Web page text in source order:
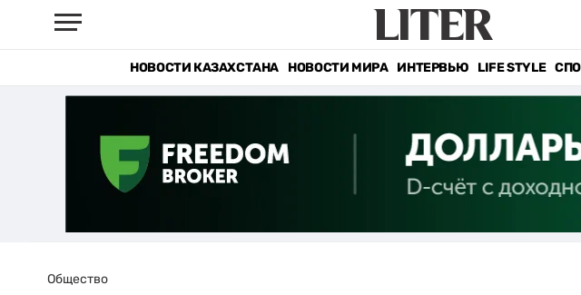
НОВОСТИ КАЗАХСТАНА НОВОСТИ МИРА ИНТЕРВЬЮ LIFE STYLE
Общество